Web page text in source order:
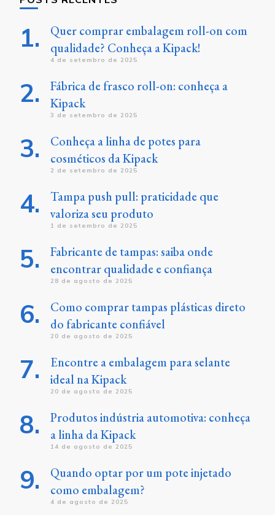
Quer comprar embalagem roll-on com
qualidade? Conheça a Kipack!
4 de setembro de 2025
Fábrica de frasco roll-on: conheça a
Kipack
3 de setembro de 2025
Conheça a linha de potes para
cosméticos da Kipack
2 de setembro de 2025
Tampa push pull: praticidade que
valoriza seu produto
1 de setembro de 2025
Fabricante de tampas: saiba onde
encontrar qualidade e confiança
28 de agosto de 2025
Como comprar tampas plásticas direto
do fabricante confiável
20 de agosto de 2025
Encontre a embalagem para selante
ideal na Kipack
20 de agosto de 2025
Produtos indústria automotiva: conheça
a linha da Kipack
14 de agosto de 2025
Quando optar por um pote injetado
como embalagem?
4 de agosto de 2025